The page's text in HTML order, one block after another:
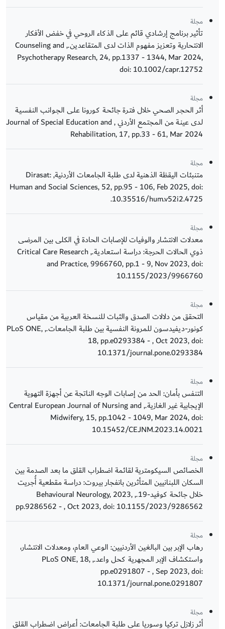
مجلة
تأثير برنامج إرشادي قائم على الذكاء الروحي في خفض الأفكار
الانتحارية وتعزيز مفهوم الذات لدى المتقاعدين., Counseling and
Psychotherapy Research, 24, pp.1337 - 1344, Mar 2024,
doi: 10.1002/capr.12752
مجلة
أثر الحجـر الصحي خلال فتـرة جائحـة كـورونا علـى الجـوانـب النفسيـة
لـدى عينـة من المجتمع الأردني , Journal of Special Education and
Rehabilitation, 17, pp.33 - 61, Mar 2024
مجلة
متنبئات اليقظة الذهنية لدى طلبة الجامعات الأردنية, Dirasat:
Human and Social Sciences, 52, pp.95 - 106, Feb 2025, doi:
10.35516/hum.v52i2.4725.
مجلة
معدلات الانتشار والوفيات للإصابات الحادة في الكلى بين المرضى
ذوي الحالات الحرجة: دراسة استعادية., Critical Care Research
and Practice, 9966760, pp.1 - 9, Nov 2023, doi:
10.1155/2023/9966760
مجلة
التحقق من دلالات الصدق والثبات للنسخة العربية من مقياس
كونور-ديفيدسون للمرونة النفسية بين طلبة الجامعات., PLoS ONE,
18, pp.e0293384 - , Oct 2023, doi:
10.1371/journal.pone.0293384
مجلة
التنفس بأمان: الحد من إصابات الوجه الناتجة عن أجهزة التهوية
الإيجابية غير الغازية., Central European Journal of Nursing and
Midwifery, 15, pp.1042 - 1049, Mar 2024, doi:
10.15452/CEJNM.2023.14.0021
مجلة
الخصائص السيكومترية لقائمة اضطراب القلق ما بعد الصدمة بين
السكان اللبنانيين المتأثرين بانفجار بيروت: دراسة مقطعية أُجريت
خلال جائحة كوفيد-19., Behavioural Neurology, 2023,
pp.9286562 - , Oct 2023, doi: 10.1155/2023/9286562
مجلة
رهاب الإبر بين البالغين الأردنيين: الوعي العام، ومعدلات الانتشار،
واستكشاف الإبر المجهرية كحل واعد., PLoS ONE, 18,
pp.e0291807 - , Sep 2023, doi:
10.1371/journal.pone.0291807
مجلة
أثر زلازل تركيا وسوريا على طلبة الجامعات: أعراض اضطراب القلق